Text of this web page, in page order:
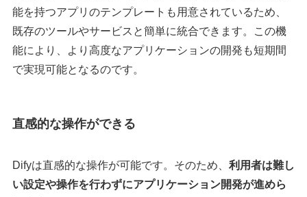
能を持つアプリのテンプレートも用意されているため、
既存のツールやサービスと簡単に統合できます。この機
能により、より高度なアプリケーションの開発も短期間
で実現可能となるのです。
直感的な操作ができる
Difyは直感的な操作が可能です。そのため、 利用者は難し
い設定や操作を行わずにアプリケーション開発が進めら